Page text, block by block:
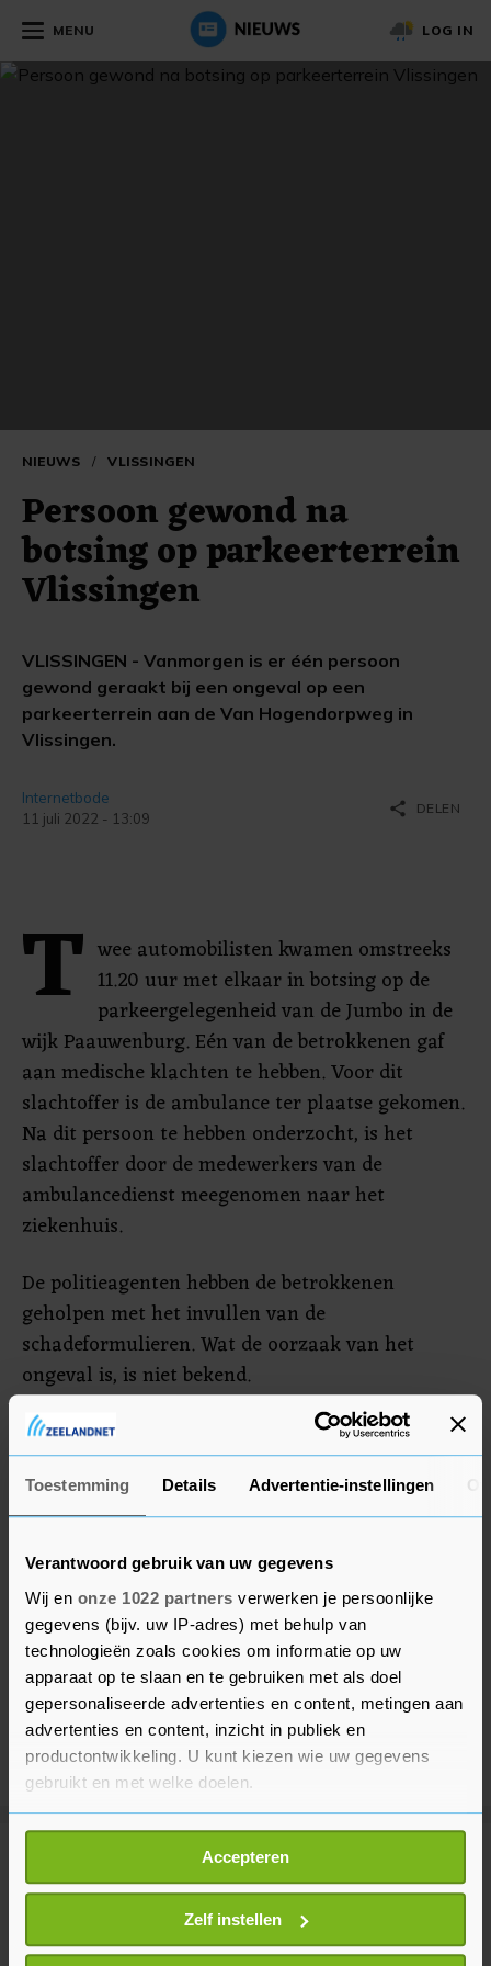
Toestemming Details Advertentie-instellingen
Verantwoord gebruik van uw gegevens
Wij en onze 1022 partners verwerken je persoonlijke
gegevens (bijv. uw IP-adres) met behulp van
technologieën zoals cookies om informatie op uw
apparaat op te slaan en te gebruiken met als doel
gepersonaliseerde advertenties en content, metingen aan
advertenties en content, inzicht in publiek en
productontwikkeling. U kunt kiezen wie uw gegevens
gebruikt en met welke doelen.
Als u het toestaat, willen we ook graag:
Informatie verzamelen over uw geografische
locatie, die tot een paar meter nauwkeurig kan zijn
Uw apparaat identificeren door het actief te
scannen op specifieke eigenschappen (fingerprinting)
Accepteren
Zelf instellen
MENU LOG IN
NIEUWS / VLISSINGEN
Persoon gewond na
botsing op parkeerterrein
Vlissingen
VLISSINGEN - Vanmorgen is er één persoon
gewond geraakt bij een ongeval op een
parkeerterrein aan de Van Hogendorpweg in
Vlissingen.
Internetbode
11 juli 2022 - 13:09
share DELEN
T wee automobilisten kwamen omstreeks
11.20 uur met elkaar in botsing op de
parkeergelegenheid van de Jumbo in de
wijk Paauwenburg. Eén van de betrokkenen gaf
aan medische klachten te hebben. Voor dit
slachtoffer is de ambulance ter plaatse gekomen.
Na dit persoon te hebben onderzocht, is het
slachtoffer door de medewerkers van de
ambulancedienst meegenomen naar het
ziekenhuis.
De politieagenten hebben de betrokkenen
geholpen met het invullen van de
schadeformulieren. Wat de oorzaak van het
ongeval is, is niet bekend.
Meer uit Vlissingen
Caravan volledig uitgebrand op
Commandoweg in Vlissingen